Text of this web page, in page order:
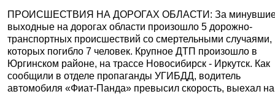
ПРОИСШЕСТВИЯ НА ДОРОГАХ ОБЛАСТИ: За
выходные на дорогах области произошло 5 дорожно-
транспортных происшествий со смертельными случаями,
которых погибло 7 человек. Крупное ДТП произошло в
Юргинском районе, на трассе Новосибирск - Иркутск. Как
сообщили в отделе пропаганды УГИБДД, водитель
автомобиля «Фиат-Панда» превысил скорость, выехал на